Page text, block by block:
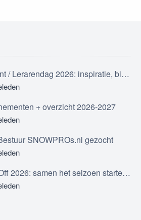
SummerEvent / Lerarendag 2026: inspiratie, bijscholing en ontmoeting
+ overzicht 2026-2027
SNOWPROs.nl gezocht
Winter Kick Off 2026: samen het seizoen starten in Sölden